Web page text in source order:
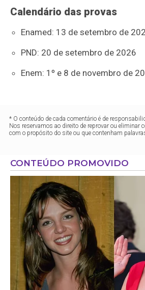
Calendário das provas
Enamed: 13 de setembro de
PND: 20 de setembro de 2026
Enem: 1º e 8 de novembro de
* O conteúdo de cada comentário é de
Nos reservamos ao direito de reprovar ou eliminar
com o propósito do site ou que contenham